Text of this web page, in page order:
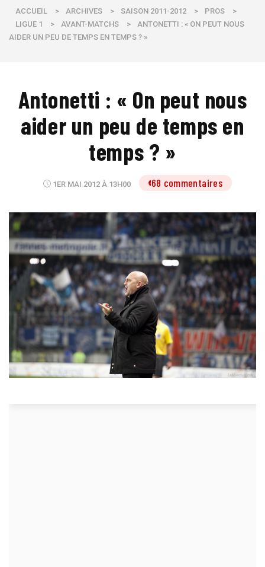
ACCUEIL > ARCHIVES > SAISON 2011-2012 > PROS
>
LIGUE 1
> AVANT-MATCHS >
ANTONETTI : « ON PEUT NOUS
AIDER UN PEU DE TEMPS EN TEMPS ? »
Antonetti : « On peut nous
aider un peu de temps en
temps ? »
1ER MAI 2012 À 13H00 68 commentaires